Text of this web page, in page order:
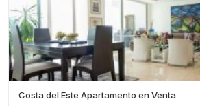
Costa del Este Apartamento en Venta